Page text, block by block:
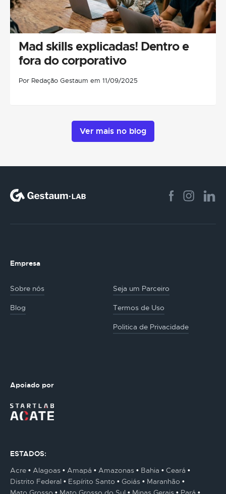
Mad skills explicadas! Dentro e
fora do corporativo
Por Redação Gestaum em 11/09/2025
Ver mais no blog
Empresa
Sobre nós Seja um Parceiro
Blog Termos de Uso
Politica de Privacidade
Apoiado por
ESTADOS:
Acre
Alagoas Amapá Amazonas Bahia
Ceará
Distrito Federal
Espírito Santo Goiás
Maranhão